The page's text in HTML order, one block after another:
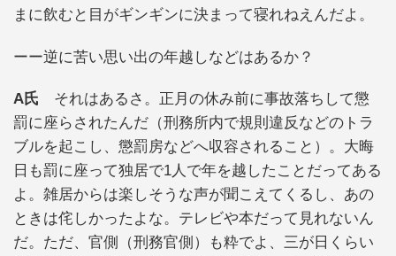
まに飲むと目がギンギンに決まって寝れねえんだよ。
ーー逆に苦い思い出の年越しなどはあるか？
A氏 それはあるさ。正月の休み前に事故落ちして懲
罰に座らされたんだ（刑務所内で規則違反などのトラ
ブルを起こし、懲罰房などへ収容されること）。大晦
日も罰に座って独居で1人で年を越したことだってある
よ。雑居からは楽しそうな声が聞こえてくるし、あの
ときは侘しかったよな。テレビや本だって見れないん
だ。ただ、官側（刑務官側）も粋でよ、三が日くらい